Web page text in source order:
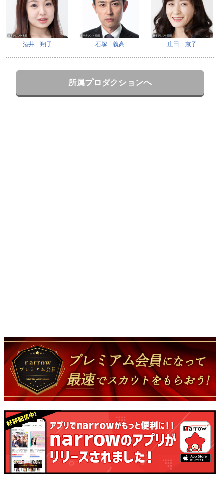
酒井 翔子 石塚 義高 庄田 京子
所属プロダクションへ